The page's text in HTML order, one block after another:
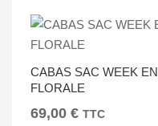
CABAS SAC WEEK
FLORALE
69,00 € TTC